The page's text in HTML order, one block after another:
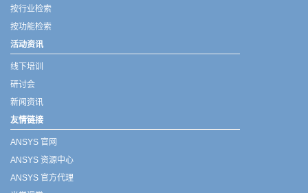
按行业检索
按功能检索
活动资讯
线下培训
研讨会
新闻资讯
友情链接
ANSYS 官网
ANSYS 资源中心
ANSYS 官方代理